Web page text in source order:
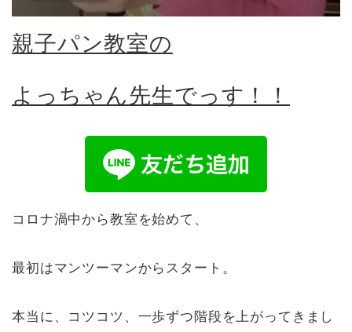
親子パン教室の
よっちゃん先生でっす！！
コロナ渦中から教室を始めて、
最初はマンツーマンからスタート。
本当に、コツコツ、一歩ずつ階段を上がってきまし